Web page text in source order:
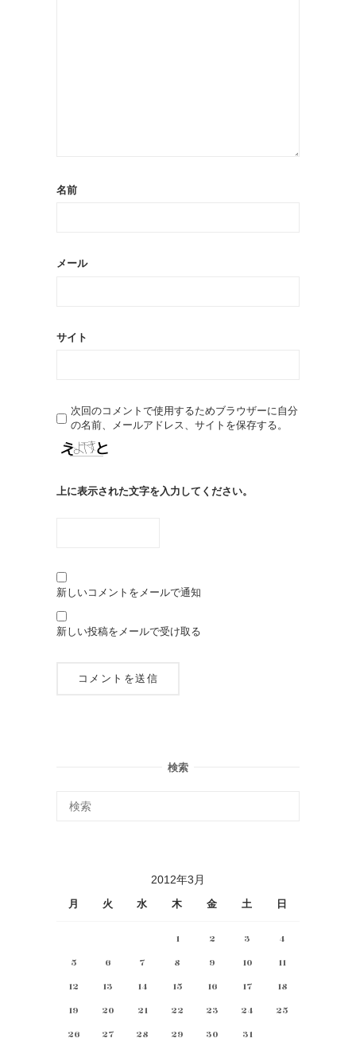
名前
メール
サイト
次回のコメントで使用するためブラウザーに自分
の名前、メールアドレス、サイトを保存する。
上に表示された文字を入力してください。
新しいコメントをメールで通知
新しい投稿をメールで受け取る
検索
2012年3月
月 火 水 木 金 土 日
1 2 3
4
5
6 7 8 9 10
11
12
13 14 15 16 17
18
19
20 21 22 23 24
25
26
27 28 29 30 31